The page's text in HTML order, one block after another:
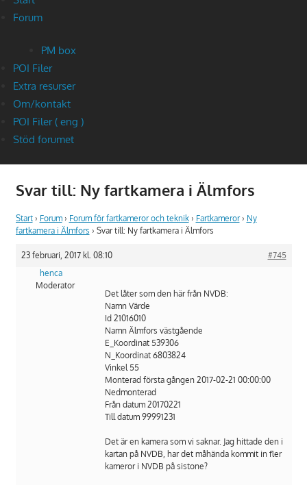
Forum
PM box
POI Filer
Extra resurser
Om/kontakt
POI Filer ( eng )
Stöd forumet
Svar till: Ny fartkamera i Älmfors
Start › Forum › Forum för fartkameror och teknik › Fartkameror › Ny
fartkamera i Älmfors › Svar till: Ny fartkamera i Älmfors
23 februari, 2017 kl. 08:10
#745
henca
Moderator
Det låter som den här från NVDB:
Namn Värde
Id 21016010
Namn Älmfors västgående
E_Koordinat 539306
N_Koordinat 6803824
Vinkel 55
Monterad första gången 2017-02-21 00:00:00
Nedmonterad
Från datum 20170221
Till datum 99991231
Det är en kamera som vi saknar. Jag hittade den i
kartan på NVDB, har det måhända kommit in fler
kameror i NVDB på sistone?